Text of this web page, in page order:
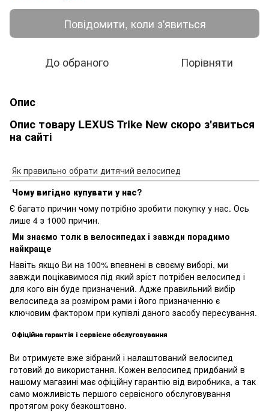
Повідомити, коли з'явиться
До обраного Порівняти
Опис
Опис товару LEXUS Trike New скоро з'явиться
на сайті
Як правильно обрати дитячий велосипед
Чому вигідно купувати у нас?
Є багато причин чому потрібно зробити покупку у нас. Ось
лише 4 з 1000 причин.
Ми знаємо толк в велосипедах і завжди порадимо
найкраще
Навіть якщо Ви на 100% впевнені в своєму виборі, ми
завжди поцікавимося під який зріст потрібен велосипед і
для кого він буде призначений. Адже правильний вибір
велосипеда за розміром рами і його призначенню є
ключовим фактором при купівлі даного засобу пересування.
Офіційна гарантія і сервісне обслуговування
Ви отримуєте вже зібраний і налаштований велосипед
готовий до використання. Кожен велосипед придбаний в
нашому магазині має офіційну гарантію від виробника, а так
само можливість першого сервісного обслуговування
протягом року безкоштовно.